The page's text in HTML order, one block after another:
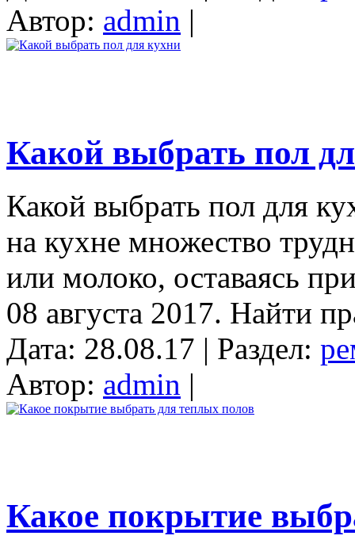
Автор: admin |
Какой выбрать пол
Какой выбрать пол для
на кухне множество
или молоко, оставаясь
08 августа 2017. Найти
Дата: 28.08.17 | Раздел:
Автор: admin |
Какое покрытие